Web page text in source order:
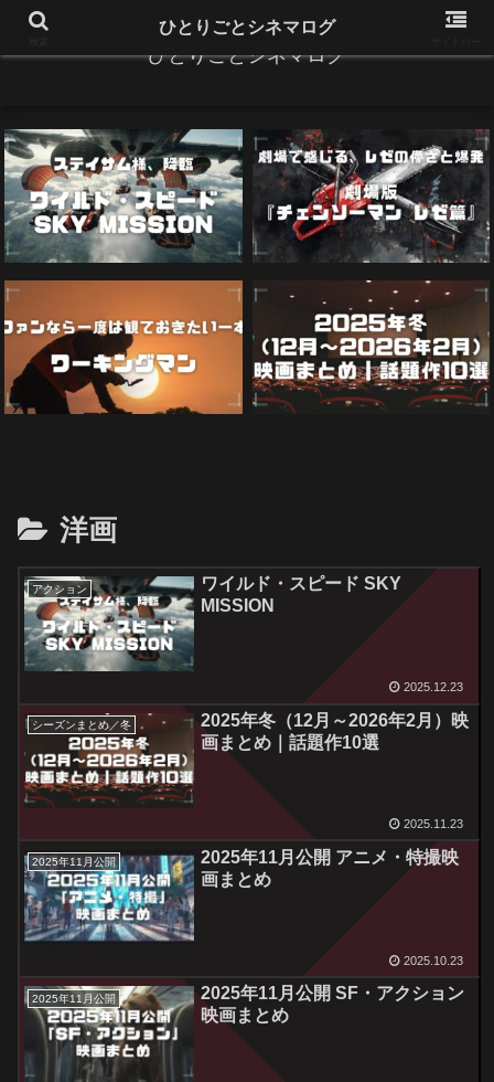
ひとりごとシネマログ
洋画
アクション
ワイルド・スピード SKY
MISSION
2025.12.23
シーズンまとめ／冬
2025年冬（12月～2026年2月）映
画まとめ｜話題作10選
2025.11.23
2025年11月公開
2025年11月公開 アニメ・特撮映
画まとめ
2025.10.23
2025年11月公開
2025年11月公開 SF・アクション
映画まとめ
ひとりごとシネマログ